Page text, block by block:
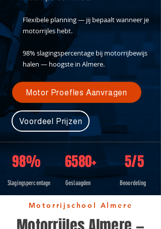
Flexibele planning — jij bepaalt wanneer je
motorrijles hebt.
98% slagingspercentage bij motorrijbewijs
halen — hoogste in Almere.
Motor Proefles Aanvragen
Voordeel Prijzen
98%
Slagingspercentage
6580+
Geslaagden
5/5
Beoordeling
Motorrijschool Almere